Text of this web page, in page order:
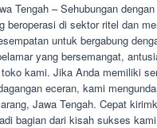
Tengah – Sehubungan
beroperasi di sektor ritel dan
untuk bergabung
yang bersemangat,
kami. Jika Anda memiliki
eceran, kami
Jawa Tengah. Cepat
bagian dari kisah sukses